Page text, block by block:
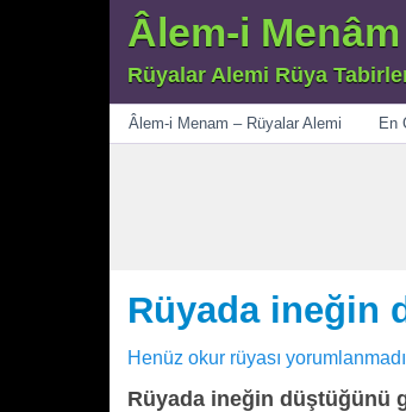
Âlem-i Menâm
Rüyalar Alemi Rüya
Menü
Âlem-i Menam – Rüyalar Alemi En
Rüyada ineğin
Henüz okur rüyası
Rüyada ineğin düştüğünü